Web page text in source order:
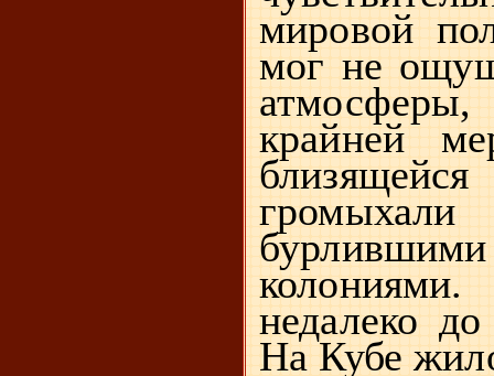
мировой
мог не
крайней
недалеко
На Кубе